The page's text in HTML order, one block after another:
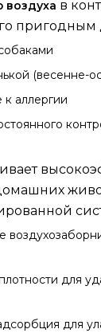
в
пригодным
(весенне-
к аллергии
для
для